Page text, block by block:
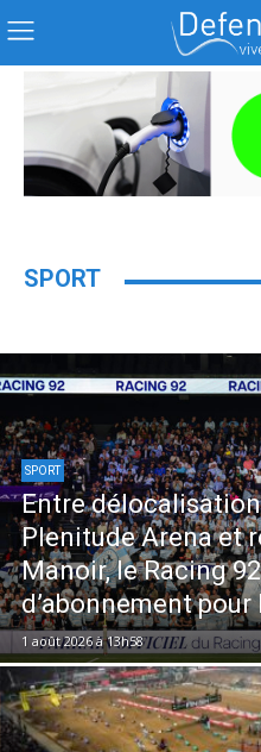
SPORT
SPORT
Entre
Plenitude Arena et
Manoir, le Racing
d’abonnement
1 août 2026 à 13h58